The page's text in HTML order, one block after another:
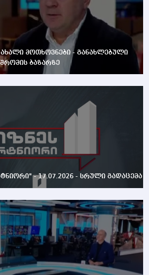
ახალი მოთხოვნები - განახლებული
ბაზარზე
- 17.07.2026 - სრული გადაცემა